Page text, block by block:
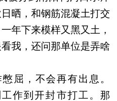
晒，和钢筋混凝土打交
年下来模样又黑又土，
我，还问那单位是弄啥
屈，不会再有出息。
作到开封市打工。那